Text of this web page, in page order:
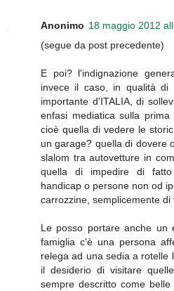
Anonimo 18 maggio 2012
(segue da post precedente)
E poi? l'indignazione
invece il caso, in qualità di
importante d'ITALIA, di
enfasi mediatica sulla
cioè quella di vedere le
un garage? quella di dovere
slalom tra autovetture in
quella di impedire di
handicap o persone non od
carrozzine, semplicemente di
Le posso portare anche un
famiglia c'è una persona
relega ad una sedia a rotelle
il desiderio di visitare
sempre descritto come